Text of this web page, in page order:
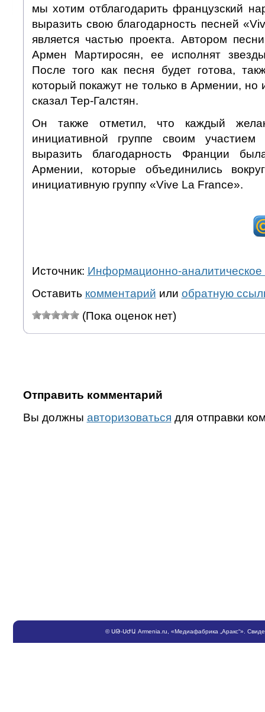
мы хотим отблагодарить французский
выразить свою благодарность песней
является частью проекта. Автором
Армен Мартиросян, ее исполнят
После того как песня будет готова,
который покажут не только в Армении,
сказал Тер-Галстян.
Он также отметил, что каждый
инициативной группе своим
выразить благодарность Франции
Армении, которые объединились
инициативную группу «Vive La France».
Источник: Информационно-аналитическое
Оставить комментарий или обратную
(Пока оценок нет)
Отправить комментарий
Вы должны авторизоваться для отправки
©ՍԹ-ՍԺԱ Armenia.ru , «Медиафабрика „Аракс“».